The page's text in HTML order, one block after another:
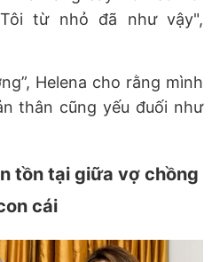
từ nhỏ đã như vậy",
Helena cho rằng mình
thân cũng yếu đuối như
tồn tại giữa vợ chồng
cái